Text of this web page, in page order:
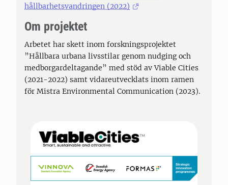
hållbarhetsvandringen (2022)
Om projektet
Arbetet har skett inom forskningsprojektet
”Hållbara urbana livsstilar genom nudging och
medborgardeltagande” med stöd av Viable Cities
(2021-2022) samt vidareutvecklats inom ramen
för Mistra Environmental Communication (2023).